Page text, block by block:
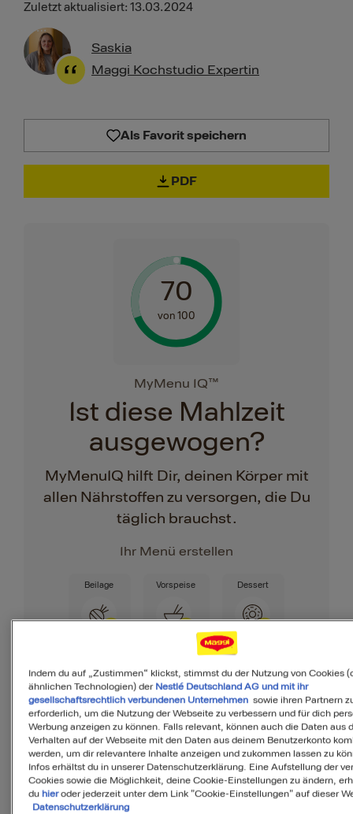
Zuletzt aktualisiert: 13.03.2024
Saskia
Maggi Kochstudio Expertin
Als Favorit speichern
PDF
70
von 100
MyMenu IQ™
Ist diese Mahlzeit
ausgewogen?
MyMenuIQ hilft Dir, deinen Körper mit
allen Nährstoffen zu versorgen, die Du
täglich brauchst.
Ihr Menü erstellen
Beilage Vorspeise Dessert
Zutaten
4Portionen
Indem du auf „Zustimmen“ klickst, stimmst du der Nutzung von Cookies
ähnlichen Technologien) der Nestlé Deutschland AG und mit ihr
gesellschaftsrechtlich verbundenen Unternehmensowie ihren Partnern
erforderlich, um die Nutzung der Webseite zu verbessern und für dich
Werbung anzeigen zu können. Falls relevant, können auch die Daten aus
Verhalten auf der Webseite mit den Daten aus deinem Benutzerkonto
werden, um dir relevantere Inhalte anzeigen und zukommen lassen zu
Infos erhältst du in unserer Datenschutzerklärung. Eine Aufstellung der
Cookies sowie die Möglichkeit, deine Cookie-Einstellungen zu ändern,
du hieroder jederzeit unter dem Link "Cookie-Einstellungen" auf dieser
Datenschutzerklärung